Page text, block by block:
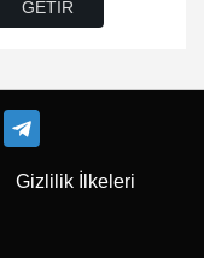
Gizlilik İlkeleri